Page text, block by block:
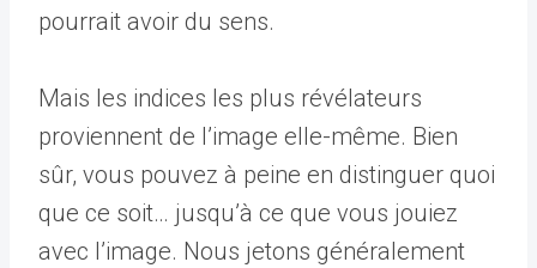
pourrait avoir du sens.
Mais les indices les plus révélateurs
proviennent de l’image elle-même. Bien
sûr, vous pouvez à peine en distinguer quoi
que ce soit… jusqu’à ce que vous jouiez
avec l’image. Nous jetons généralement